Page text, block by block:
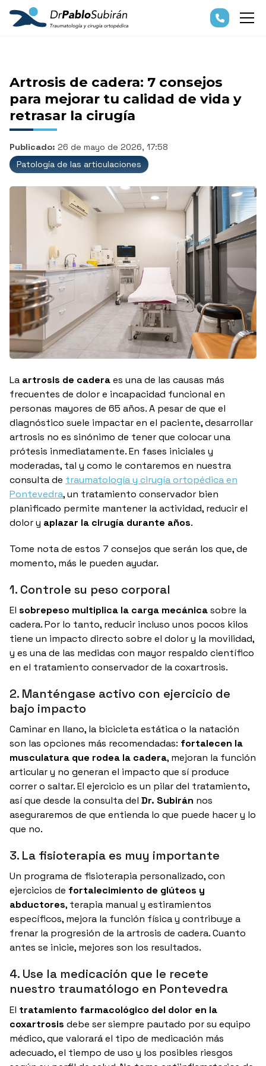
Artrosis de cadera: 7 consejos
para mejorar tu calidad de vida y
retrasar la cirugía
Publicado: 26 de mayo de 2026, 17:58
Patología de las articulaciones
La artrosis de caderaes una de las causas más
frecuentes de dolor e incapacidad funcional en
personas mayores de 65 años. A pesar de que el
diagnóstico suele impactar en el paciente, desarrollar
artrosis no es sinónimo de tener que colocar una
prótesis inmediatamente. En fases iniciales y
moderadas, tal y como le contaremos en nuestra
consulta de traumatología y cirugía ortopédica en
Pontevedra, un tratamiento conservador bien
planificado permite mantener la actividad, reducir el
dolor y aplazar la cirugía durante años.
Tome nota de estos 7 consejos que serán los que, de
momento, más le pueden ayudar.
1. Controle su peso corporal
El sobrepeso multiplica la carga mecánicasobre la
cadera. Por lo tanto, reducir incluso unos pocos kilos
tiene un impacto directo sobre el dolor y la movilidad,
y es una de las medidas con mayor respaldo científico
en el tratamiento conservador de la coxartrosis.
2. Manténgase activo con ejercicio de
bajo impacto
Caminar en llano, la bicicleta estática o la natación
son las opciones más recomendadas: fortalecen la
musculatura que rodea la cadera, mejoran la función
articular y no generan el impacto que sí produce
correr o saltar. El ejercicio es un pilar del tratamiento,
así que desde la consulta del Dr. Subirán nos
aseguraremos de que entienda lo que puede hacer y lo
que no.
3. La fisioterapia es muy importante
Un programa de fisioterapia personalizado, con
ejercicios de fortalecimiento de glúteos y
abductores, terapia manual y estiramientos
específicos, mejora la función física y contribuye a
frenar la progresión de la artrosis de cadera. Cuanto
antes se inicie, mejores son los resultados.
4. Use la medicación que le recete
nuestro traumatólogo en Pontevedra
El tratamiento farmacológico del dolor en la
coxartrosis debe ser siempre pautado por su equipo
médico, que valorará el tipo de medicación más
adecuado, el tiempo de uso y los posibles riesgos